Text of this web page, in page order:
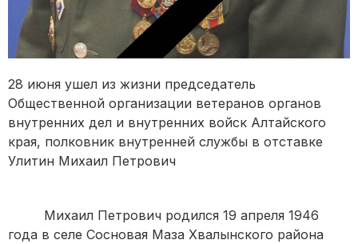
28 июня ушел из жизни председатель
Общественной организации ветеранов органов
внутренних дел и внутренних войск Алтайского
края, полковник внутренней службы в отставке
Улитин Михаил Петрович
Михаил Петрович родился 19 апреля 1946
года в селе Сосновая Маза Хвалынского района